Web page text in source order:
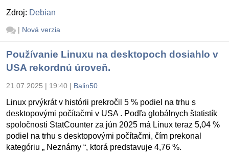
Zdroj: Debian
| Nová verzia
Používanie Linuxu na desktopoch dosiahlo v
USA rekordnú úroveň.
21.07.2025 | 19:40 | Balin50
Linux prvýkrát v histórii prekročil 5 % podiel na trhu s
desktopovými počítačmi v USA . Podľa globálnych štatistík
spoločnosti StatCounter za jún 2025 má Linux teraz 5,04 %
podiel na trhu s desktopovými počítačmi, čím prekonal
kategóriu „ Neznámy “, ktorá predstavuje 4,76 %.